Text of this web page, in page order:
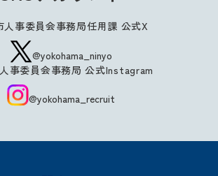
人事委員会事務局任用課 公式X
@yokohama_ninyo
事委員会事務局 公式Instagram
@yokohama_recruit